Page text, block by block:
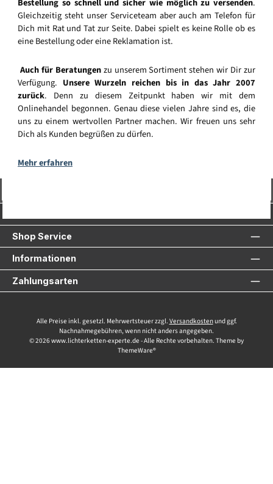
Bestellung so schnell und sicher wie möglich zu versenden.
Gleichzeitig steht unser Serviceteam aber auch am Telefon für
Dich mit Rat und Tat zur Seite. Dabei spielt es keine Rolle ob es
eine Bestellung oder eine Reklamation ist.
Auch für Beratungenzu unserem Sortiment stehen wir Dir zur
Verfügung. Unsere Wurzeln reichen bis in das Jahr 2007
zurück. Denn zu diesem Zeitpunkt haben wir mit dem
Onlinehandel begonnen. Genau diese vielen Jahre sind es, die
uns zu einem wertvollen Partner machen. Wir freuen uns sehr
Dich als Kunden begrüßen zu dürfen.
Mehr erfahren
Shop Service
Informationen
Zahlungsarten
Alle Preise inkl. gesetzl. Mehrwertsteuer zzgl. Versandkostenund ggf.
Nachnahmegebühren, wenn nicht anders angegeben.
© 2026 www.lichterketten-experte.de - Alle Rechte vorbehalten. Theme by
ThemeWare®